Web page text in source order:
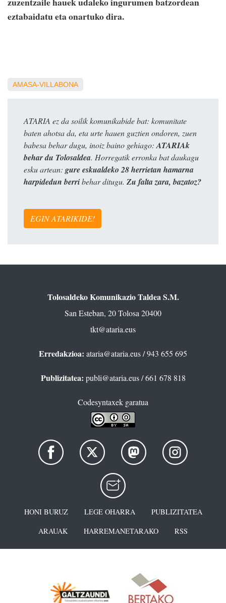
eztabaidatu eta onartuko dira.
AMASA-VILLABONA
ATARIA ez da soilik komunikabide bat: komunitate
baten ahotsa da, eta urte hauen guztien ondoren, zuen
babesa behar dugu, inoiz baino gehiago: ATARIAk
behar du Tolosaldea. Horregatik erronka bat daukagu
esku artean: gure eskualdeko 28 herrietan hamarna
harpidedun berribehar ditugu. Zu falta zara, bazatoz?
EGIN ATARIKIDE!
Tolosaldeko Komunikazio Taldea S.M.
San Esteban, 20 Tolosa 20400
tkt@ataria.eus
Erredakzioa: ataria@ataria.eus/ 943 655 695
Publizitatea: publi@ataria.eus/ 661 678 818
Codesyntaxek garatua
HONI BURUZ LEGE OHARRA
PUBLIZITATEA
ARAUAK
HARREMANETARAKO RSS